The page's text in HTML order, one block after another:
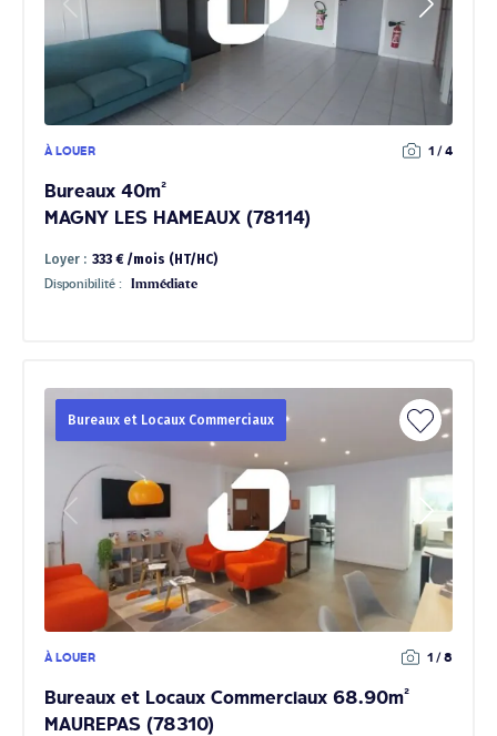
À LOUER 1 / 4
Bureaux 40m²
MAGNY LES HAMEAUX (78114)
Loyer : 333 € /mois (HT/HC)
Disponibilité : Immédiate
Bureaux et Locaux Commerciaux
À LOUER 1 / 8
Bureaux et Locaux Commerciaux 68.90m²
MAUREPAS (78310)